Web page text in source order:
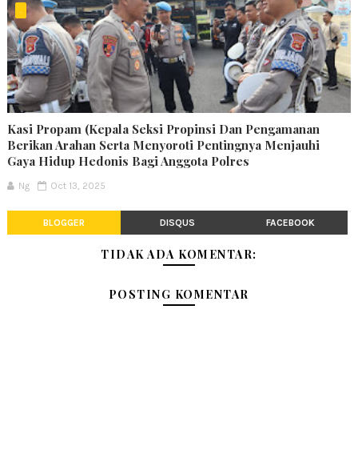
.
Kasi Propam (Kepala Seksi Propinsi Dan Pengamanan
Berikan Arahan Serta Menyoroti Pentingnya Menjauhi
Gaya Hidup Hedonis Bagi Anggota Polres
Ng Oct 13, 2025
BLOGGER DISQUS FACEBOOK
TIDAK ADA KOMENTAR:
POSTING KOMENTAR